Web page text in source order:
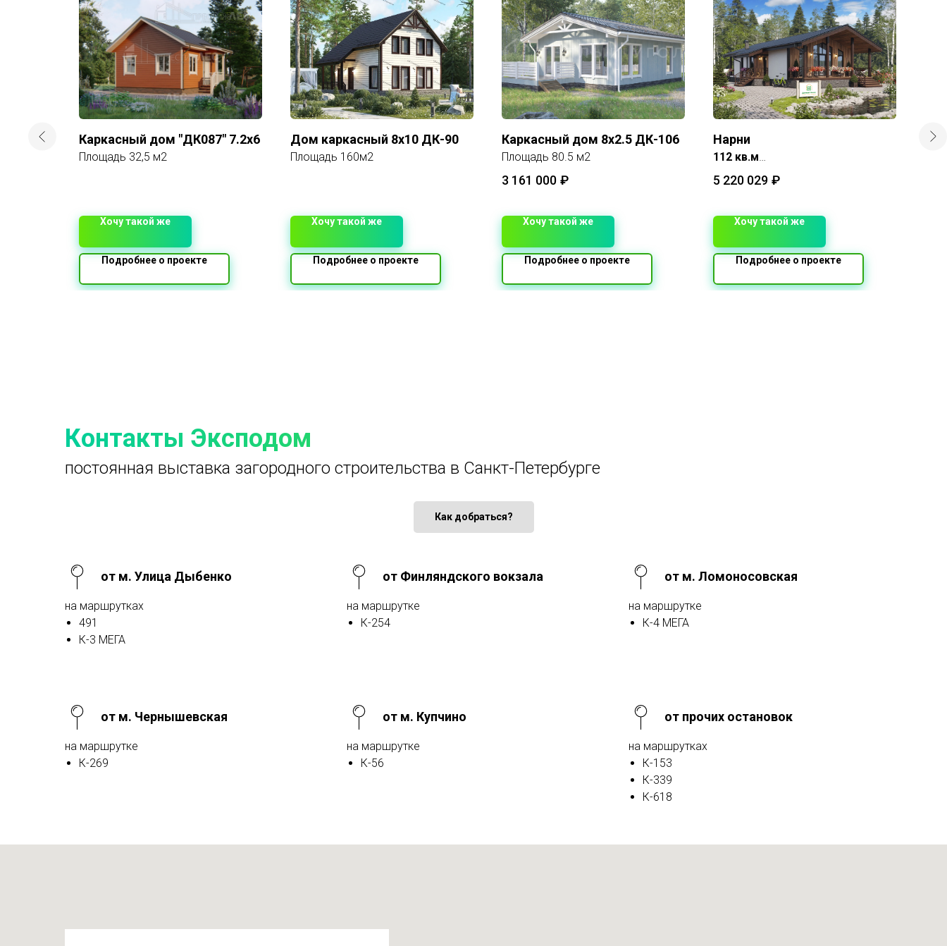
Каркасный дом "ДК087" 7.2x6
Площадь 32,5 м2
Хочу такой же
Подробнее о проекте
Дом каркасный 8х10 ДК-90
Площадь 160м2
Хочу такой же
Подробнее о проекте
Каркасный дом 8x2.5 ДК-106
Площадь 80.5 м2
3 161 000 ₽
Хочу такой же
Подробнее о проекте
Нарни
112 кв.м
5 220 029 ₽
Хочу такой же
Подробнее о проекте
Контакты Эксподом
постоянная выставка загородного строительства в Санкт-Петербурге
Как добраться?
от м. Улица Дыбенко
на маршрутках
491
К-3 МЕГА
от Финляндского вокзала
на маршрутке
К-254
от м. Ломоносовская
на маршрутке
К-4 МЕГА
от м. Чернышевская
на маршрутке
К-269
от м. Купчино
на маршрутке
К-56
от прочих остановок
на маршрутках
К-153
К-339
К-618